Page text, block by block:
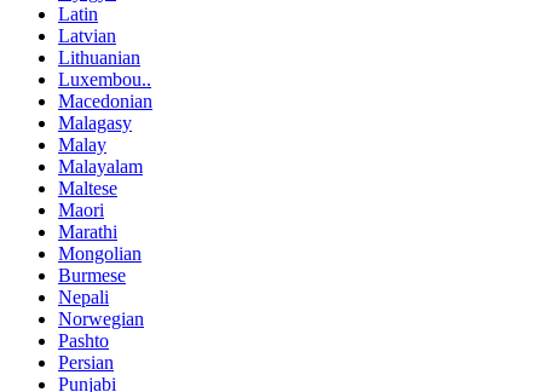
Latin
Latvian
Lithuanian
Luxembou..
Macedonian
Malagasy
Malay
Malayalam
Maltese
Maori
Marathi
Mongolian
Burmese
Nepali
Norwegian
Pashto
Persian
Punjabi